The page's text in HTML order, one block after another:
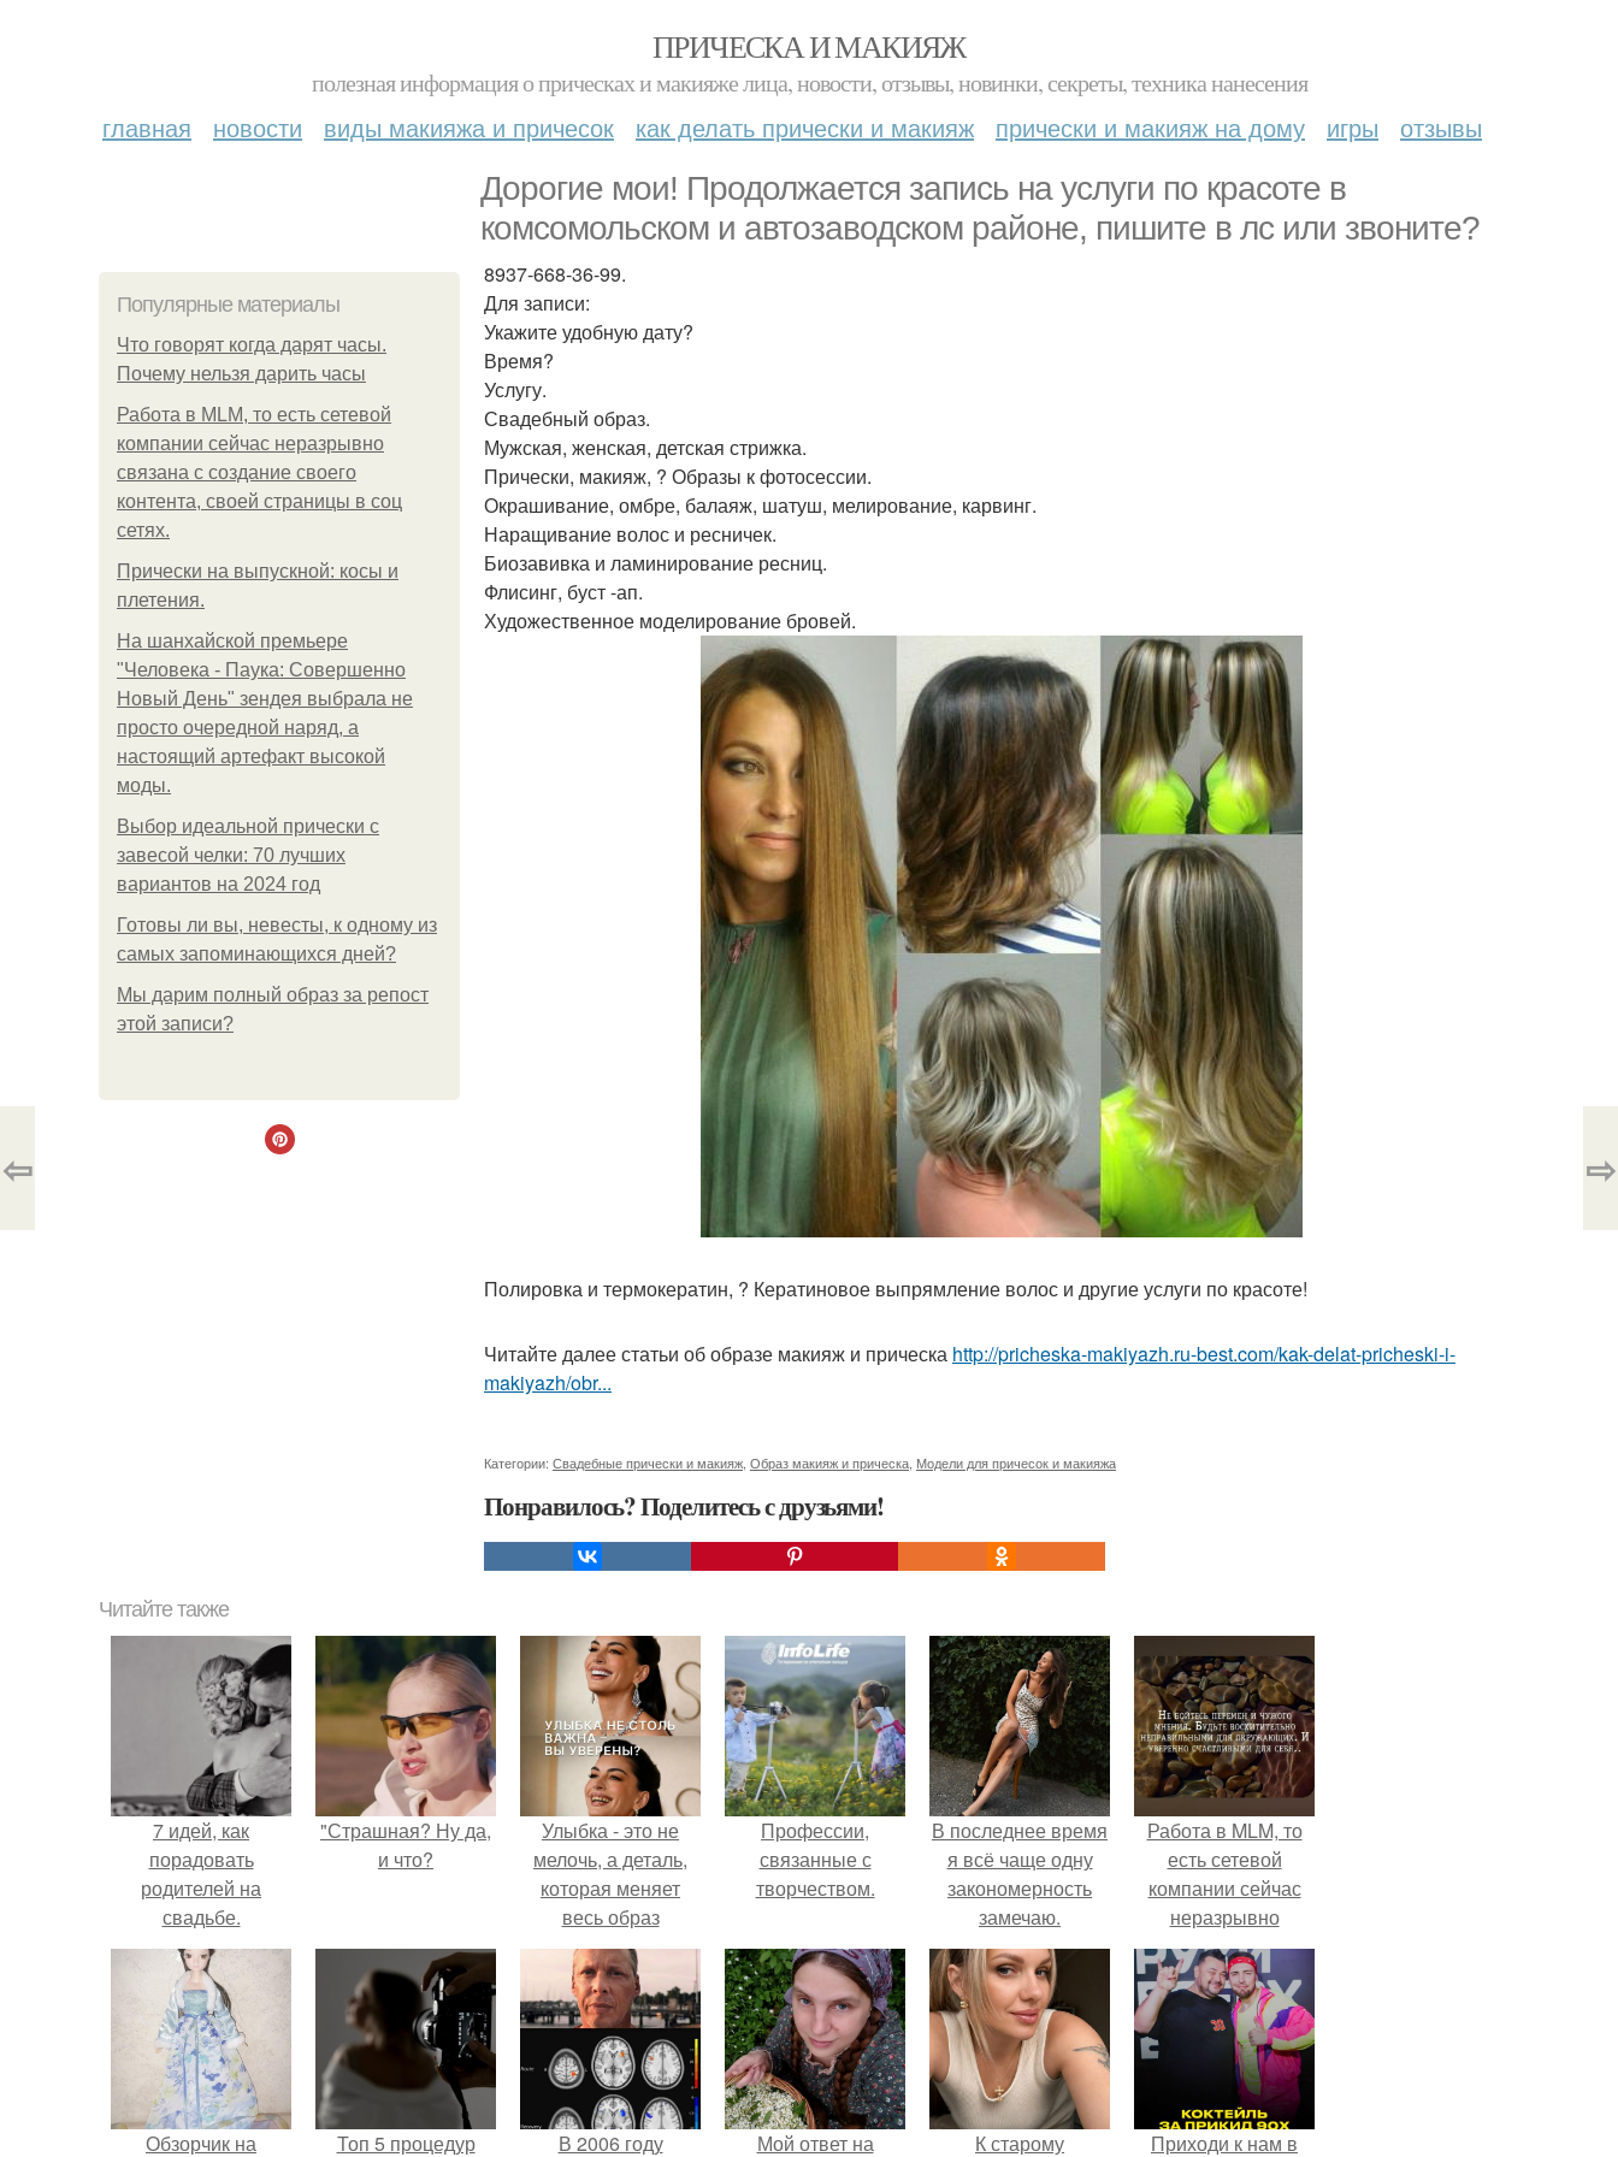
ПРИЧЕСКА И МАКИЯЖ
полезная информация о прическах и макияже лица, новости, отзывы, новинки, секреты, техника нанесения
главная новости виды макияжа и причесок как делать прически и макияж прически и макияж на дому игры отзывы
Дорогие мои! Продолжается запись на услуги по красоте в
комсомольском и автозаводском районе, пишите в лс или звоните?
Популярные материалы
Что говорят когда дарят часы.
Почему нельзя дарить часы
Работа в MLM, то есть сетевой
компании сейчас неразрывно
связана с создание своего
контента, своей страницы в соц
сетях.
Прически на выпускной: косы и
плетения.
На шанхайской премьере
"Человека - Паука: Совершенно
Новый День" зендея выбрала не
просто очередной наряд, а
настоящий артефакт высокой
моды.
Выбор идеальной прически с
завесой челки: 70 лучших
вариантов на 2024 год
Готовы ли вы, невесты, к одному из
самых запоминающихся дней?
Мы дарим полный образ за репост
этой записи?
8937-668-36-99.
Для записи:
Укажите удобную дату?
Время?
Услугу.
Свадебный образ.
Мужская, женская, детская стрижка.
Прически, макияж, ? Образы к фотосессии.
Окрашивание, омбре, балаяж, шатуш, мелирование, карвинг.
Наращивание волос и ресничек.
Биозавивка и ламинирование ресниц.
Флисинг, буст -ап.
Художественное моделирование бровей.
Полировка и термокератин, ? Кератиновое выпрямление волос и другие услуги по красоте!
Читайте далее статьи об образе макияж и прическа http://pricheska-makiyazh.ru-best.com/kak-delat-pricheski-i-
makiyazh/obr...
Категории: Свадебные прически и макияж Образ макияж и прическа Модели для причесок и макияжа
Понравилось? Поделитесь с друзьями!
⇦ ⇨
Читайте также
7 идей, как
порадовать
родителей на
свадьбе.
"Страшная? Ну да,
и что?
Улыбка - это не
мелочь, а деталь,
которая меняет
весь образ
человека.
Профессии,
связанные с
творчеством.
В последнее время
я всё чаще одну
закономерность
замечаю.
Работа в MLM, то
есть сетевой
компании сейчас
неразрывно
связана с создание
своего контента,
своей страницы в
соц сетях.
Обзорчик на Топ 5 процедур В 2006 году Мой ответ на К старому Приходи к нам в